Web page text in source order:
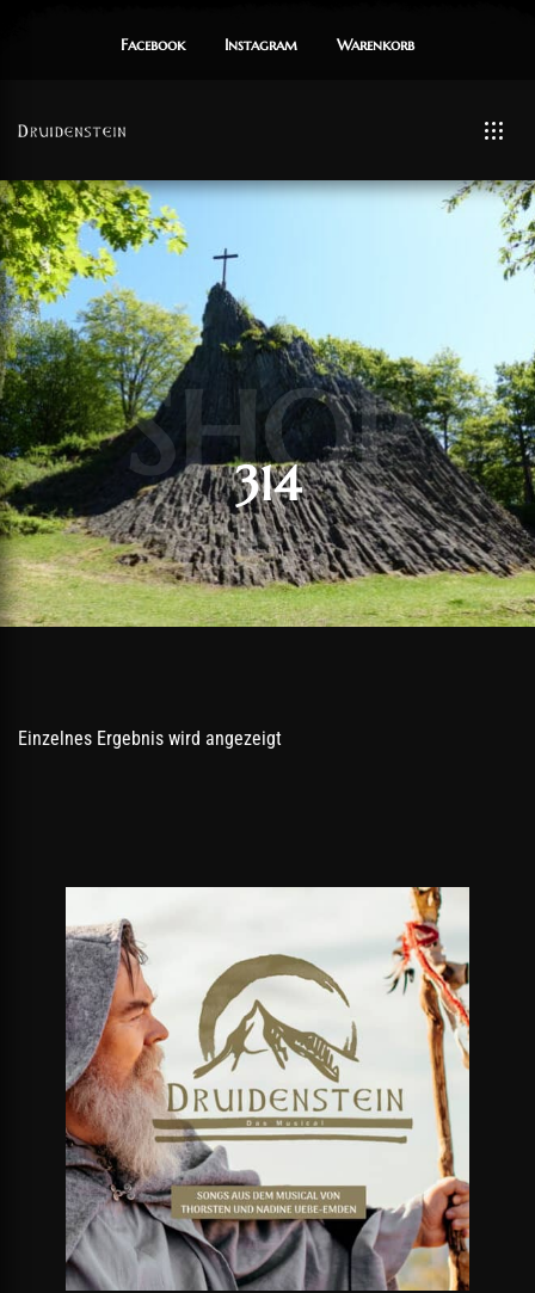
Facebook Instagram Warenkorb
SHOP
314
Einzelnes Ergebnis wird angezeigt